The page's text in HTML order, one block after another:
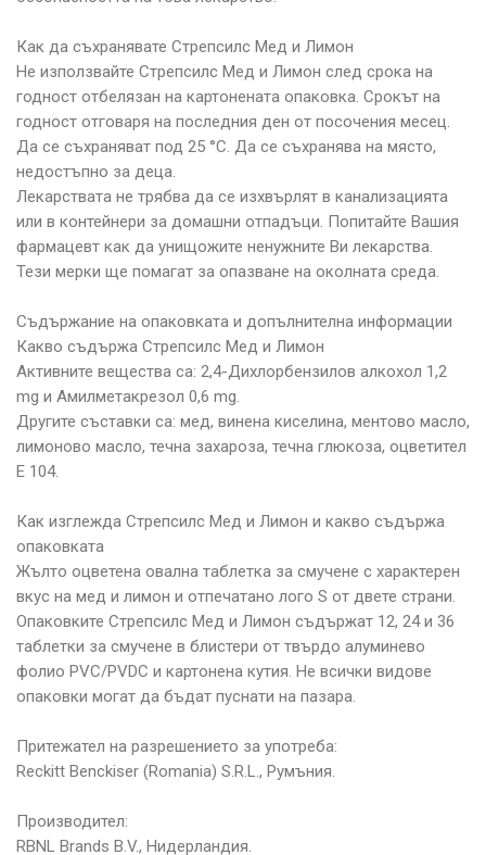
Как да съхранявате Стрепсилс Мед и Лимон
Не използвайте Стрепсилс Мед и Лимон след срока на
годност отбелязан на картонената опаковка. Срокът на
годност отговаря на последния ден от посочения месец.
Да се съхраняват под 25 °С. Да се съхранява на място,
недостъпно за деца.
Лекарствата не трябва да се изхвърлят в канализацията
или в контейнери за домашни отпадъци. Попитайте Вашия
фармацевт как да унищожите ненужните Ви лекарства.
Тези мерки ще помагат за опазване на околната среда.
Съдържание на опаковката и допълнителна информации
Какво съдържа Стрепсилс Мед и Лимон
Активните вещества са: 2,4-Дихлорбензилов алкохол 1,2
mg и Амилметакрезол 0,6 mg.
Другите съставки са: мед, винена киселина, ментово масло,
лимоново масло, течна захароза, течна глюкоза, оцветител
Е 104.
Как изглежда Стрепсилс Мед и Лимон и какво съдържа
опаковката
Жълто оцветена овална таблетка за смучене с характерен
вкус на мед и лимон и отпечатано лого S от двете страни.
Опаковките Стрепсилс Мед и Лимон съдържат 12, 24 и 36
таблетки за смучене в блистери от твърдо алуминево
фолио PVC/PVDC и картонена кутия. Не всички видове
опаковки могат да бъдат пуснати на пазара.
Притежател на разрешението за употреба:
Reckitt Benckiser (Romania) S.R.L., Румъния.
Производител:
RBNL Brands В.V., Нидерландия.